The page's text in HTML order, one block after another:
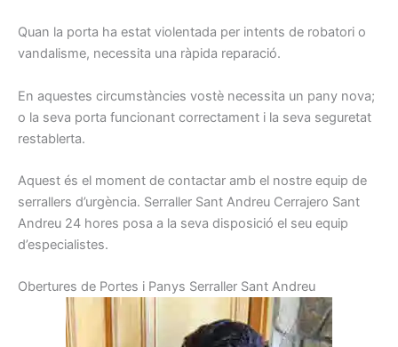
Quan la porta ha estat violentada per intents de robatori o
vandalisme, necessita una ràpida reparació.
En aquestes circumstàncies vostè necessita un pany nova;
o la seva porta funcionant correctament i la seva seguretat
restablerta.
Aquest és el moment de contactar amb el nostre equip de
serrallers d’urgència. Serraller Sant Andreu Cerrajero Sant
Andreu 24 hores posa a la seva disposició el seu equip
d’especialistes.
Obertures de Portes i Panys Serraller Sant Andreu